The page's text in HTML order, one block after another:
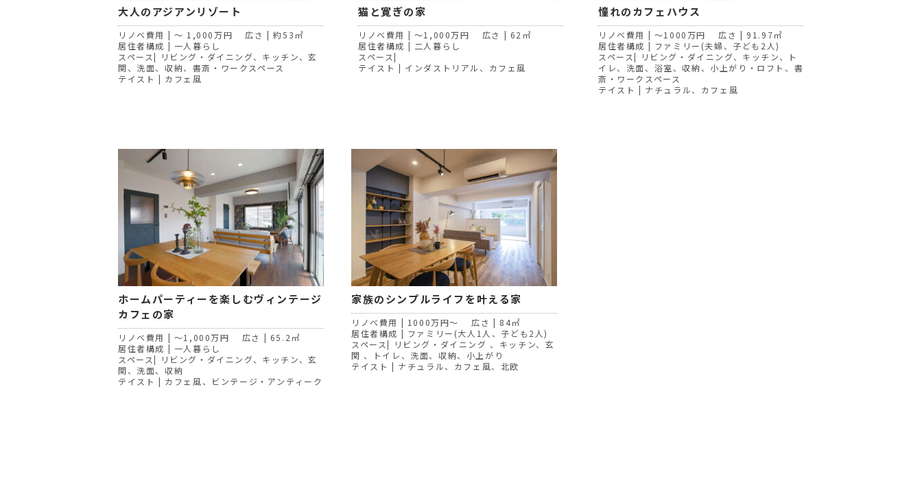
大人のアジアンリゾート
リノベ費用 | ～ 1,000万円 広さ | 約53㎡
居住者構成 | 一人暮らし
スペース| リビング・ダイニング、キッチン、玄
関、洗面、収納、書斎・ワークスペース
テイスト | カフェ風
猫と寛ぎの家
リノベ費用 | ～1,000万円 広さ | 62㎡
居住者構成 | 二人暮らし
スペース|
テイスト | インダストリアル、カフェ風
憧れのカフェハウス
リノベ費用 | ～1000万円 広さ | 91.97㎡
居住者構成 | ファミリー(夫婦、子ども2人)
スペース| リビング・ダイニング、キッチン、ト
イレ、洗面、浴室、収納、小上がり・ロフト、書
斎・ワークスペース
テイスト | ナチュラル、カフェ風
ホームパーティーを楽しむヴィンテージ
カフェの家
リノベ費用 | ～1,000万円 広さ | 65.2㎡
居住者構成 | 一人暮らし
スペース| リビング・ダイニング、キッチン、玄
関、洗面、収納
テイスト | カフェ風、ビンテージ・アンティーク
家族のシンプルライフを叶える家
リノベ費用 | 1000万円～ 広さ | 84㎡
居住者構成 | ファミリー(大人1人、子ども2人)
スペース| リビング・ダイニング 、キッチン、玄
関 、トイレ、洗面、収納、小上がり
テイスト | ナチュラル、カフェ風、北欧